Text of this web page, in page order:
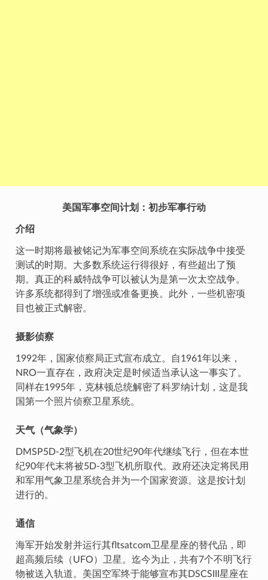
美国军事空间计划：初步军事行动
介绍
这一时期将最被铭记为军事空间系统在实际战争中接受
测试的时期。大多数系统运行得很好，有些超出了预
期。真正的科威特战争可以被认为是第一次太空战争。
许多系统都得到了增强或准备更换。此外，一些机密项
目也被正式解密。
摄影侦察
1992年，国家侦察局正式宣布成立。自1961年以来，
NRO一直存在，政府决定是时候适当承认这一事实了。
同样在1995年，克林顿总统解密了科罗纳计划，这是我
国第一个照片侦察卫星系统。
天气（气象学）
DMSP5D-2型飞机在20世纪90年代继续飞行，但在本世
纪90年代末将被5D-3型飞机所取代。政府还决定将民用
和军用气象卫星系统合并为一个国家资源。这是按计划
进行的。
通信
海军开始发射并运行其fltsatcom卫星星座的替代品，即
超高频后续（UFO）卫星。迄今为止，共有7个不明飞行
物被送入轨道。美国空军终于能够宣布其DSCSIII星座在